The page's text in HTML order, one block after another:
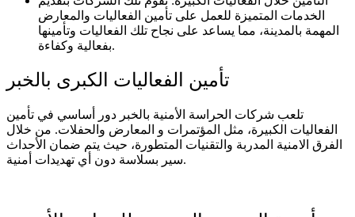
الخدمات المتميزة للعمل على تأمين الفعاليات والمعارض
المهمة بالمدينة، مما يساعد على نجاح تلك الفعاليات وتأمينها
بفعالية وكفاءة.
تأمين الفعاليات الكبرى بالخبر
تلعب شركات الحراسة الأمنية بالخبر دور أساسي في تأمين
الفعاليات الكبيرة، مثل المؤتمرات و المعارض والحفلات. من خلال
الفرق الامنية المدربة والتقنيات المتطورة، حيث يتم ضمان الأحداث
سير بسلاسة دون أي تهديدات أمنية.